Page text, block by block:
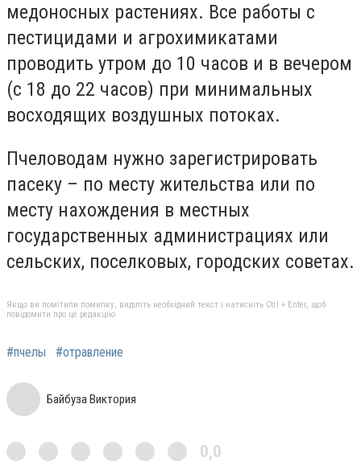
медоносных растениях. Все работы с
пестицидами и агрохимикатами
проводить утром до 10 часов и в вечером
(с 18 до 22 часов) при минимальных
восходящих воздушных потоках.
Пчеловодам нужно зарегистрировать
пасеку – по месту жительства или по
месту нахождения в местных
государственных администрациях или
сельских, поселковых, городских советах.
Якщо ви помітили помилку, виділіть необхідний текст і натисніть Ctrl + Enter, щоб
повідомити про це редакцію
#пчелы #отравление
Байбуза Виктория
0,0